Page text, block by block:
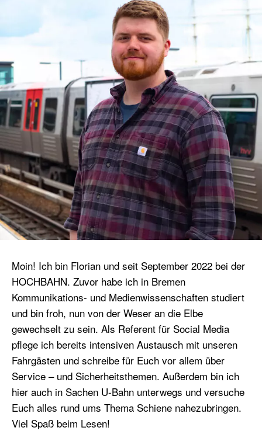
Moin! Ich bin Florian und seit September 2022 bei der
HOCHBAHN. Zuvor habe ich in Bremen
Kommunikations- und Medienwissenschaften studiert
und bin froh, nun von der Weser an die Elbe
gewechselt zu sein. Als Referent für Social Media
pflege ich bereits intensiven Austausch mit unseren
Fahrgästen und schreibe für Euch vor allem über
Service – und Sicherheitsthemen. Außerdem bin ich
hier auch in Sachen U-Bahn unterwegs und versuche
Euch alles rund ums Thema Schiene nahezubringen.
Viel Spaß beim Lesen!